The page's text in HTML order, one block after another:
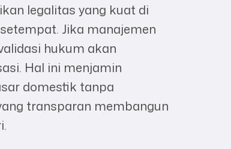
legalitas yang kuat di
Jika manajemen
hukum akan
Hal ini menjamin
domestik tanpa
transparan membangun